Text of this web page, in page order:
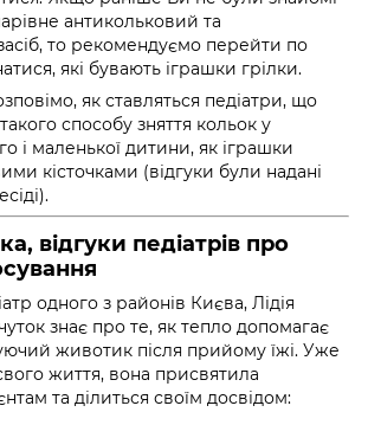
антикольковий та
то рекомендуємо перейти по
які бувають іграшки грілки.
як ставляться педіатри, що
способу зняття кольок у
і маленької дитини, як іграшки
кісточками (відгуки були надані
відгуки педіатрів про
одного з районів Києва, Лідія
знає про те, як тепло допомагає
животик після прийому їжі. Уже
життя, вона присвятила
та ділиться своїм досвідом: